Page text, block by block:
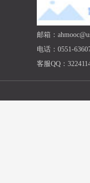
邮箱：
电话：0551-
客服QQ：